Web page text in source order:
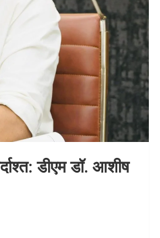
डीएम डॉ. आशीष